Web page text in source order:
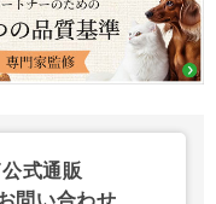
式通販
問い合わせ